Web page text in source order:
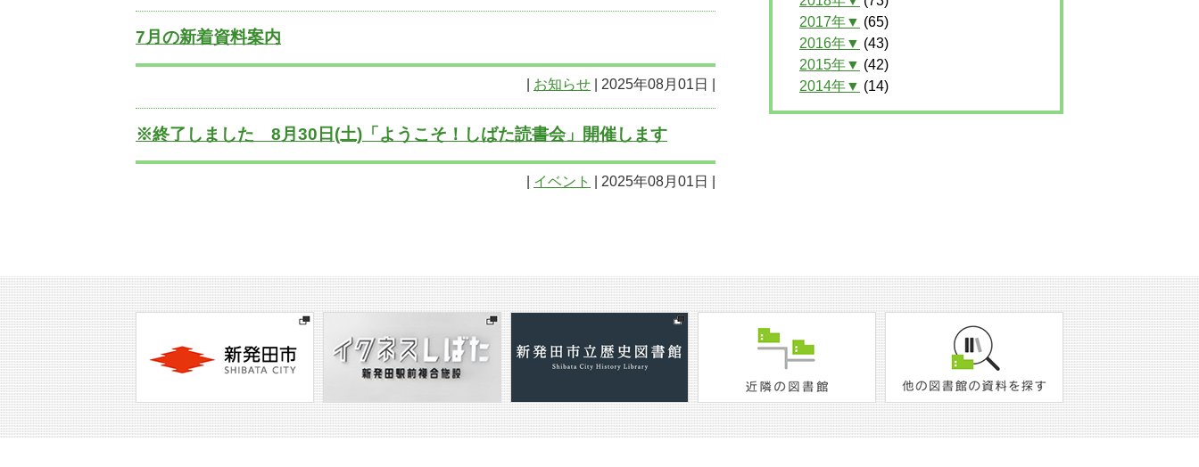
7月の新着資料案内
お知らせ | 2025年08月01日 |
※終了しました 8月30日(土)「ようこそ！しばた読書会」開催します
イベント | 2025年08月01日 |
2017年▼ (65)
2016年▼ (43)
2015年▼ (42)
2014年▼ (14)